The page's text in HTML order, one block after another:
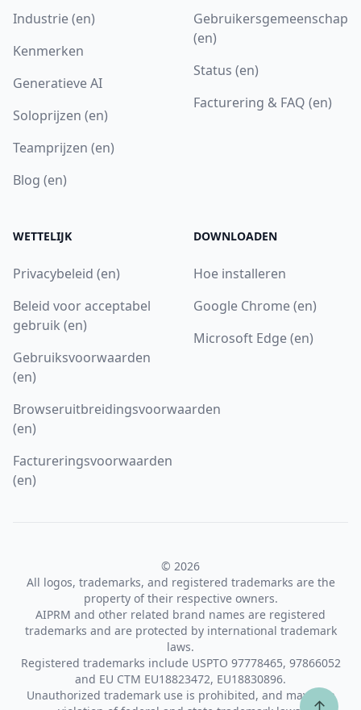
Industrie (en)
Kenmerken
Generatieve AI
Soloprijzen (en)
Teamprijzen (en)
Blog (en)
Gebruikersgemeenschap
(en)
Status (en)
Facturering & FAQ (en)
WETTELIJK
Privacybeleid (en)
Beleid voor acceptabel
gebruik (en)
Gebruiksvoorwaarden
(en)
Browseruitbreidingsvoorwaarden
(en)
Factureringsvoorwaarden
(en)
DOWNLOADEN
Hoe installeren
Google Chrome (en)
Microsoft Edge (en)
© 2026
All logos, trademarks, and registered trademarks are the
property of their respective owners.
AIPRM and other related brand names are registered
trademarks and are protected by international trademark
laws.
Registered trademarks include USPTO 97778465, 97866052
and EU CTM EU18823472, EU18830896.
Unauthorized trademark use is prohibited, and may be a